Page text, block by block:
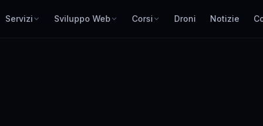
Servizi Sviluppo Web Corsi Droni Notizie